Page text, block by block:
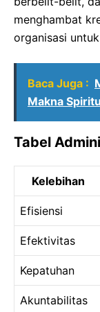
menghambat
organisasi
Baca Juga :
Makna
Tabel
Kelebihan
Efisiensi
Efektivitas
Kepatuhan
Akuntabilitas